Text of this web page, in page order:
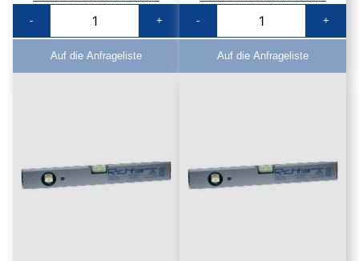
-
+
Auf die Anfrageliste
-
+
Auf die Anfrageliste